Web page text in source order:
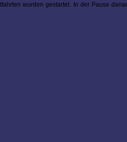
wurden gestartet. In der Pause